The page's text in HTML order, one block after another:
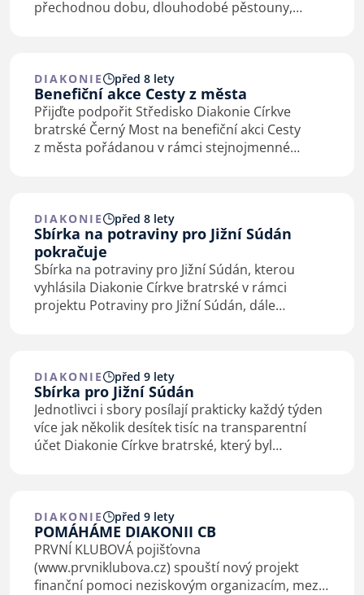
přechodnou dobu, dlouhodobé pěstouny,
DIAKONIE před 8 lety
Benefiční akce Cesty z města
Přijďte podpořit Středisko Diakonie Církve
bratrské Černý Most na benefiční akci Cesty
z města pořádanou v rámci stejnojmenné
DIAKONIE před 8 lety
Sbírka na potraviny pro Jižní Súdán
pokračuje
Sbírka na potraviny pro Jižní Súdán, kterou
vyhlásila Diakonie Církve bratrské v rámci
projektu Potraviny pro Jižní Súdán, dále
DIAKONIE před 9 lety
Sbírka pro Jižní Súdán
Jednotlivci i sbory posílají prakticky každý týden
více jak několik desítek tisíc na transparentní
účet Diakonie Církve bratrské, který byl
DIAKONIE před 9 lety
POMÁHÁME DIAKONII CB
PRVNÍ KLUBOVÁ pojišťovna
(www.prvniklubova.cz) spouští nový projekt
finanční pomoci neziskovým organizacím, mezi